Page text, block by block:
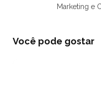
Marketing e
Você pode gostar